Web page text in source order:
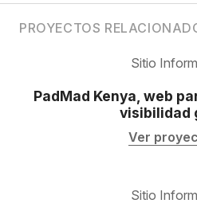
PROYECTOS
Sitio
PadMad Kenya, web
visibilidad
Ver
Sitio